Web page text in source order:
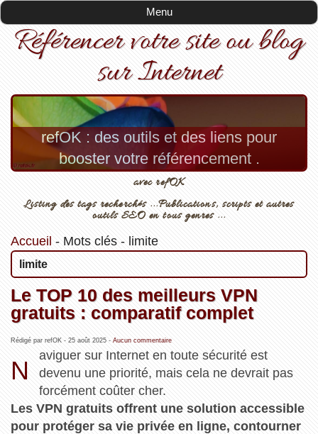
Menu
Référencer votre site ou blog
sur Internet
refOK : des outils et des liens pour
booster votre référencement .
avec refOK
Listing des tags recherchés ...Publications, scripts et autres
outils SEO en tous genres ...
Accueil - Mots clés- limite
limite
Le TOP 10 des meilleurs VPN
gratuits : comparatif complet
Rédigé par refOK - 25 août 2025- Aucun commentaire
N
aviguer sur Internet en toute sécurité est
devenu une priorité, mais cela ne devrait pas
forcément coûter cher.
Les VPN gratuits offrent une solution accessible
pour protéger sa vie privée en ligne, contourner